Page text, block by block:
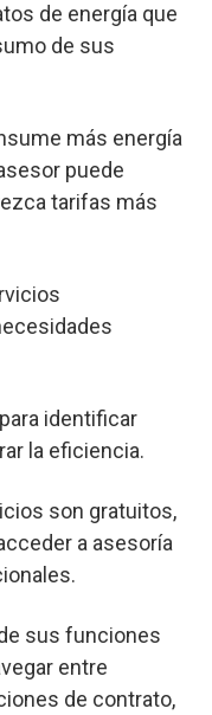
de energía que
de sus
más energía
puede
tarifas más
identificar
la eficiencia.
son gratuitos,
a asesoría
sus funciones
entre
de contrato,